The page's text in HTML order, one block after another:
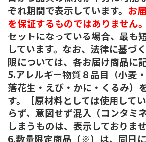
ぞれ期間で表示しています。 お
を保証するものではありません。
セットになっている場合、最も
しています。なお、法律に基づ
限については、各お届け商品に
5.アレルギー物質８品目（小麦
落花生・えび・かに・くるみ）
す。［原材料としては使用して
らず、意図せず混入（コンタミ
しまうものは、表示しておりませ
6.数量限定商品（※）は、同日